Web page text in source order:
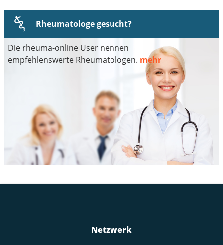
Rheumatologe gesucht?
Die rheuma-online User nennen
empfehlenswerte Rheumatologen. mehr
Netzwerk